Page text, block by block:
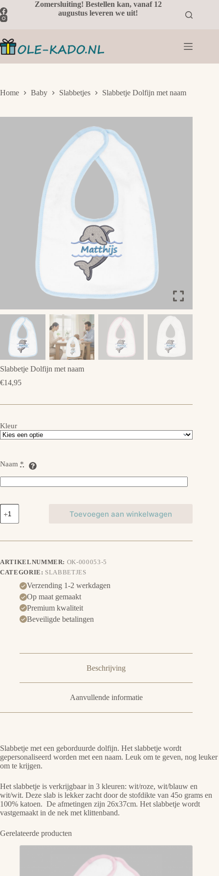
naar
de
Zomersluiting! Bestellen kan, vanaf 12
augustus leveren we uit!
Home Baby Slabbetjes Slabbetje Dolfijn met naam
Slabbetje Dolfijn met naam
€14,95
Kleur
Naam *
Slabbetje
Dolfijn
met
aantal
Toevoegen aan winkelwagen
ARTIKELNUMMER: OK-000053-5
CATEGORIE: SLABBETJES
Verzending 1-2 werkdagen
Op maat gemaakt
Premium kwaliteit
Beveiligde betalingen
Beschrijving
Aanvullende informatie
Slabbetje met een geborduurde dolfijn. Het slabbetje wordt
gepersonaliseerd worden met een naam. Leuk om te geven, nog leuker
om te krijgen.
Het slabbetje is verkrijgbaar in 3 kleuren: wit/roze, wit/blauw en
wit/wit. Deze slab is lekker zacht door de stofdikte van 45o grams en
100% katoen. De afmetingen zijn 26x37cm. Het slabbetje wordt
vastgemaakt in de nek met klittenband.
Gerelateerde producten